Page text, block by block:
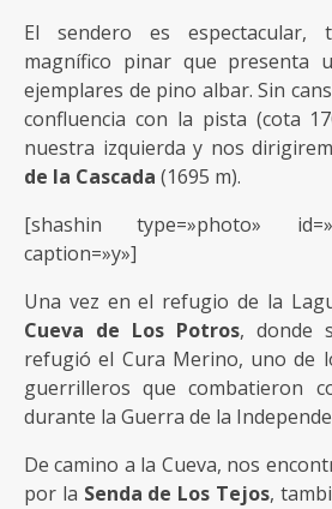
El sendero es espectacular,
magnífico pinar que presenta
ejemplares de pino albar. Sin
confluencia con la pista (cota
nuestra izquierda y nos
de la Cascada (1695 m).
[shashin type=»photo»
caption=»y»]
Una vez en el refugio de la
Cueva de Los Potros, donde
refugió el Cura Merino, uno de
guerrilleros que combatieron
durante la Guerra de la
De camino a la Cueva, nos
por la Senda de Los Tejos,